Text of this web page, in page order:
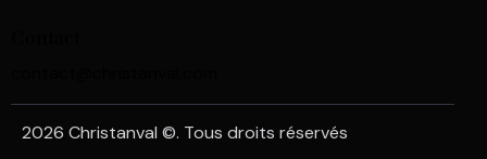
2026 Christanval ©. Tous droits réservés